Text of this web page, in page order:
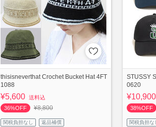
thisisneverthat Crochet Bucket Hat 4FT
1088
¥5,600 送料込
36%OFF
¥8,800
関税負担なし 返品補償
STUSSY
0620
¥10,900
38%OFF
関税負担な